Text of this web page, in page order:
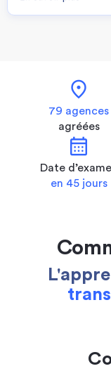
location_on
79 agences
agréées
calendar_month
Date
en 45 jours